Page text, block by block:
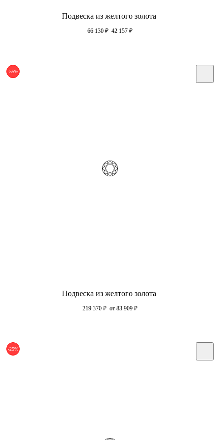
Подвеска из желтого золота
66 130 ₽ 42 157 ₽
-55%
Подвеска из желтого золота
219 370 ₽ от 83 909 ₽
-25%